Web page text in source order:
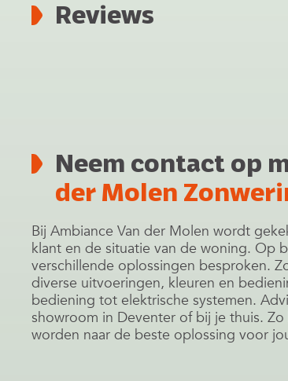
Reviews
Neem contact op
der Molen
Bij Ambiance Van der Molen wordt
klant en de situatie van de woning. Op
verschillende oplossingen besproken.
diverse uitvoeringen, kleuren en
bediening tot elektrische systemen.
showroom in Deventer of bij je thuis.
worden naar de beste oplossing voor